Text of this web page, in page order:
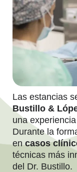
Las estancias
Bustillo &
una
Durante la
encasos
técnicas más
del Dr. Bustillo.